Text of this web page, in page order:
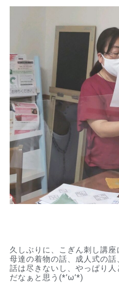
久しぶりに、こぎん刺し講座
母達の着物の話、成人式の
話は尽きないし、やっぱり
だなぁと思う(*’ω’*)